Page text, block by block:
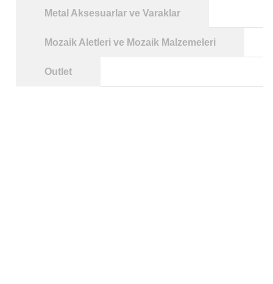
Metal Aksesuarlar ve Varaklar
Mozaik Aletleri ve Mozaik Malzemeleri
Outlet